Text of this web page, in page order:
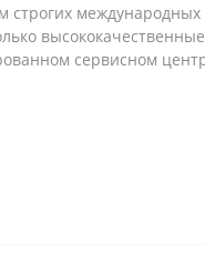
сервисном